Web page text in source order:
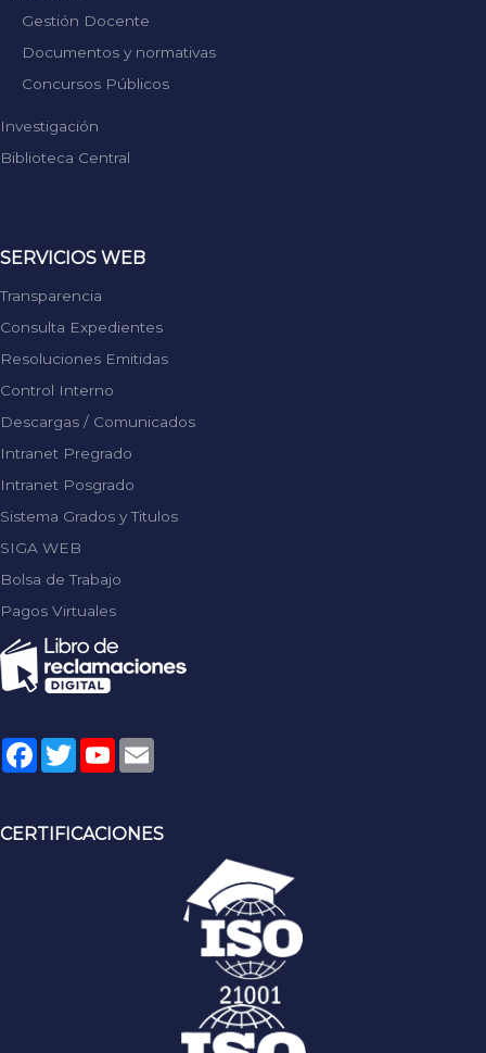
Gestión Docente
Documentos y normativas
Concursos Públicos
Investigación
Biblioteca Central
SERVICIOS WEB
Transparencia
Consulta Expedientes
Resoluciones Emitidas
Control Interno
Descargas / Comunicados
Intranet Pregrado
Intranet Posgrado
Sistema Grados y Titulos
SIGA WEB
Bolsa de Trabajo
Pagos Virtuales
Facebook
TwitterYouTube
CERTIFICACIONES